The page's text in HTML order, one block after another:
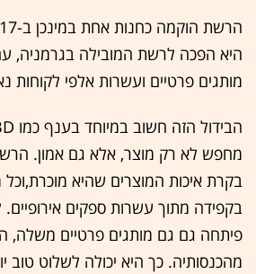
מותגים פרטיים ועשרות אלפי לקוחות
מחפש לא רק מוצר, אלא גם אמון.
בקרת איכות המוצרים שהיא מוכרת,וכל
בקפידה מתוך עשרות ספקים
מהכנסותיה. כך היא יכולה לשלוט טוב